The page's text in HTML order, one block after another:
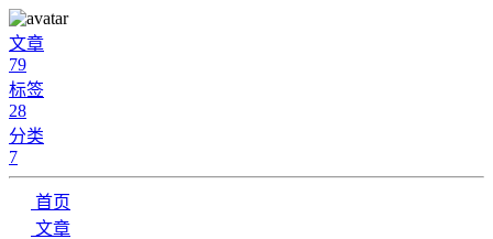
文章
79
标签
28
分类
7
首页
文章